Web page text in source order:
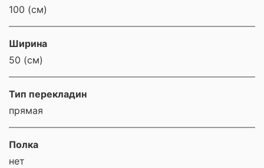
100 (см)
Ширина
50 (см)
Тип перекладин
прямая
Полка
нет